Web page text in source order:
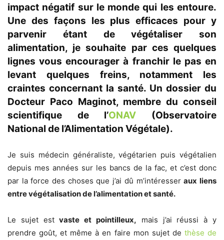
impact négatif sur le monde qui les entoure.
Une des façons les plus efficaces pour y
parvenir étant de végétaliser son
alimentation, je souhaite par ces quelques
lignes vous encourager à franchir le pas en
levant quelques freins, notamment les
craintes concernant la santé. Un dossier du
Docteur Paco Maginot, membre du conseil
scientifique de l’ONAV (Observatoire
National de l’Alimentation Végétale).
Je suis médecin généraliste, végétarien puis végétalien
depuis mes années sur les bancs de la fac, et c’est donc
par la force des choses que j’ai dû m’intéresseraux liens
entre végétalisation de l’alimentation et santé.
Le sujet estvaste et pointilleux, mais j’ai réussi à y
prendre goût, et même à en faire mon sujet de thèse de